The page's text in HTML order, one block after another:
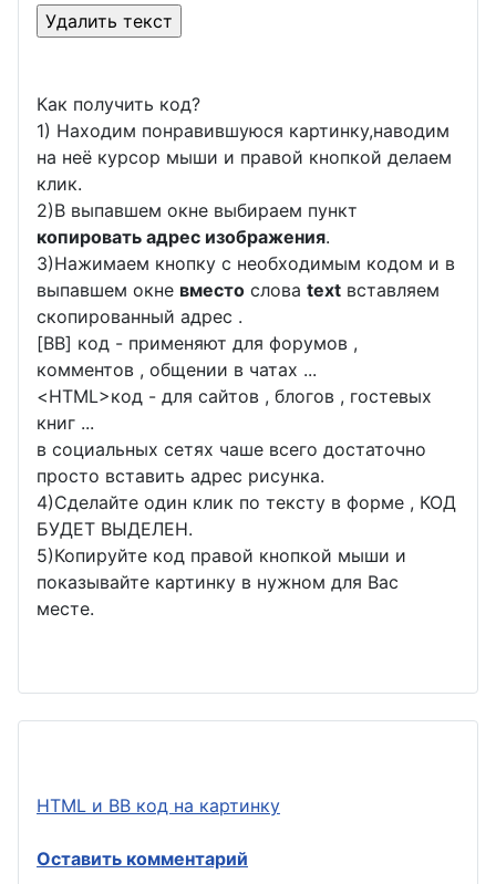
Как получить код?
1) Находим понравившуюся картинку,наводим
на неё курсор мыши и правой кнопкой делаем
клик.
2)В выпавшем окне выбираем пункт
копировать адрес изображения.
3)Нажимаем кнопку с необходимым кодом и в
выпавшем окне вместо слова text вставляем
скопированный адрес .
[BB] код - применяют для форумов ,
комментов , общении в чатах ...
<HTML>код - для сайтов , блогов , гостевых
книг ...
в социальных сетях чаше всего достаточно
просто вставить адрес рисунка.
4)Сделайте один клик по тексту в форме , КОД
БУДЕТ ВЫДЕЛЕН.
5)Копируйте код правой кнопкой мыши и
показывайте картинку в нужном для Вас
месте.
HTML и BB код на картинку
Оставить комментарий